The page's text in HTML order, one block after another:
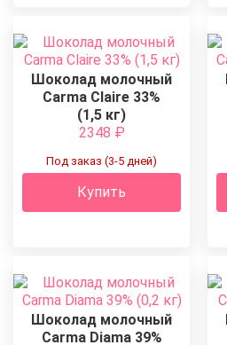
Шоколад молочный
Carma Claire 33%
(1,5 кг)
2348 ₽
Под заказ (3-5 дней)
Купить
Шоколад молочный
Carma Diama 39%